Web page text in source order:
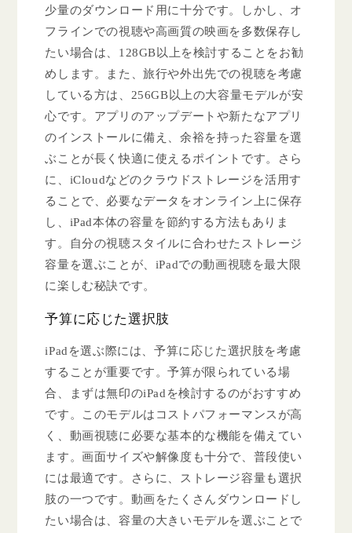
少量のダウンロード用に十分です。しかし、オ
フラインでの視聴や高画質の映画を多数保存し
たい場合は、128GB以上を検討することをお勧
めします。また、旅行や外出先での視聴を考慮
している方は、256GB以上の大容量モデルが安
心です。アプリのアップデートや新たなアプリ
のインストールに備え、余裕を持った容量を選
ぶことが長く快適に使えるポイントです。さら
に、iCloudなどのクラウドストレージを活用す
ることで、必要なデータをオンライン上に保存
し、iPad本体の容量を節約する方法もありま
す。自分の視聴スタイルに合わせたストレージ
容量を選ぶことが、iPadでの動画視聴を最大限
に楽しむ秘訣です。
予算に応じた選択肢
iPadを選ぶ際には、予算に応じた選択肢を考慮
することが重要です。予算が限られている場
合、まずは無印のiPadを検討するのがおすすめ
です。このモデルはコストパフォーマンスが高
く、動画視聴に必要な基本的な機能を備えてい
ます。画面サイズや解像度も十分で、普段使い
には最適です。さらに、ストレージ容量も選択
肢の一つです。動画をたくさんダウンロードし
たい場合は、容量の大きいモデルを選ぶことで